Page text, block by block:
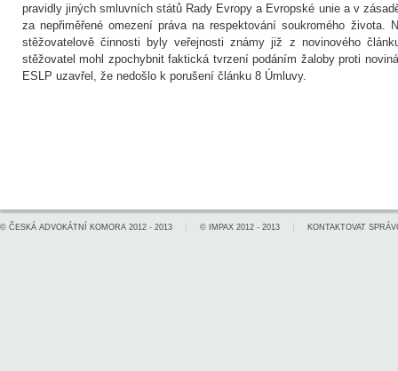
pravidly jiných smluvních států Rady Evropy a Evropské unie a v
za nepřiměřené omezení práva na respektování soukromého života.
stěžovatelově činnosti byly veřejnosti známy již z novinového
stěžovatel mohl zpochybnit faktická tvrzení podáním žaloby proti
ESLP uzavřel, že nedošlo k porušení článku 8 Úmluvy.
© ČESKÁ ADVOKÁTNÍ KOMORA 2012 - 2013 © IMPAX 2012 - 2013 KONTAKTOVAT